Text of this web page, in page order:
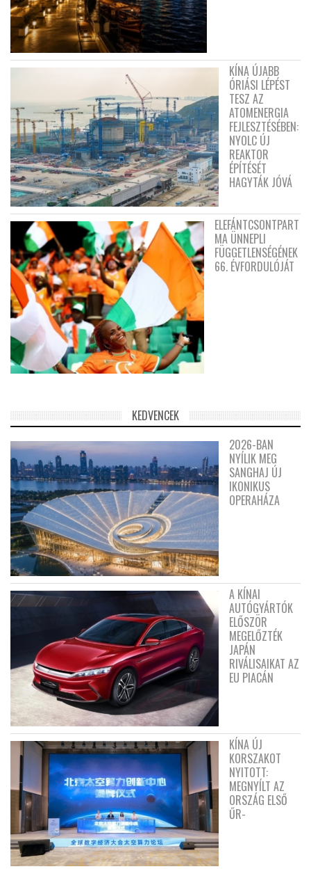
KÍNA ÚJABB
ÓRIÁSI LÉPÉST
TESZ AZ
ATOMENERGIA
FEJLESZTÉSÉBEN:
NYOLC ÚJ
REAKTOR
ÉPÍTÉSÉT
HAGYTÁK JÓVÁ
ELEFÁNTCSONTPART
MA ÜNNEPLI
FÜGGETLENSÉGÉNEK
66. ÉVFORDULÓJÁT
KEDVENCEK
2026-BAN
NYÍLIK MEG
SANGHAJ ÚJ
IKONIKUS
OPERAHÁZA
A KÍNAI
AUTÓGYÁRTÓK
ELŐSZÖR
MEGELŐZTÉK
JAPÁN
RIVÁLISAIKAT AZ
EU PIACÁN
KÍNA ÚJ
KORSZAKOT
NYITOTT:
MEGNYÍLT AZ
ORSZÁG ELSŐ
ŰR-